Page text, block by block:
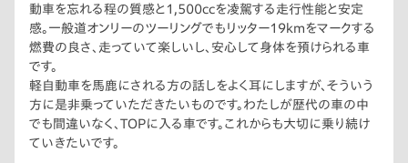
動車を忘れる程の質感と1,500ccを凌駕する走行性能と安定
感。一般道オンリーのツーリングでもリッター19kmをマークする
燃費の良さ、走っていて楽しいし、安心して身体を預けられる車
です。
軽自動車を馬鹿にされる方の話しをよく耳にしますが、そういう
方に是非乗っていただきたいものです。わたしが歴代の車の中
でも間違いなく、TOPに入る車です。これからも大切に乗り続け
ていきたいです。